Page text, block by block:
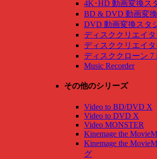
4K･HD 動画変換ス
BD & DVD 動画変
DVD 動画変換スタ
ディスククリエイ
ディスククリエイ
ディスククローン
Music Recorder
その他のシリーズ
Video to BD/DVD X
Video to DVD X
Video MONSTER
Kinemage the
Kinemage the
グ